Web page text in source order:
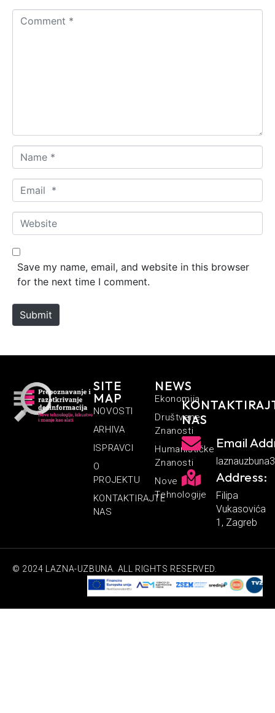
a
m
*
m
a
*
W
e
b
e
Save my name, email, and website in this browser
for the next time I comment.
Submit
SITE
MAP
NOVOSTI
ARHIVA
ISPRAVCI
O
PROJEKTU
KONTAKTIRAJTE
NAS
NEWS
Ekonomija
Društvene
Znanosti
Humanističke
Znanosti
Nove
Tehnologije
NAS
Email
Address:
Filipa
Vukasovića
1, Zagreb
© 2024 LAZNA-UZBUNA. ALL RIGHTS RESERVED.